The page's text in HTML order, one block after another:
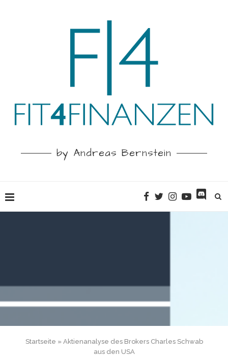
by Andreas Bernstein
Startseite » Aktienanalyse des Brokers Charles Schwab
aus den USA